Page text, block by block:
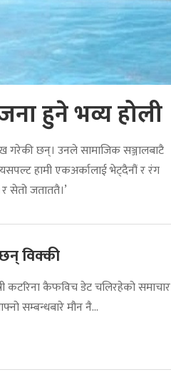
हुने भव्य होली
छन्। उनले सामाजिक सञ्जालबाटै
हामी एकअर्कालाई भेट्दैनौं र रंग
सेतो जताततै।’
विक्की
कटरिना कैफविच डेट चलिरहेको समाचार
सम्बन्धबारे मौन नै...